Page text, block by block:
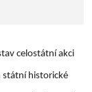
celostátní akci
státní historické